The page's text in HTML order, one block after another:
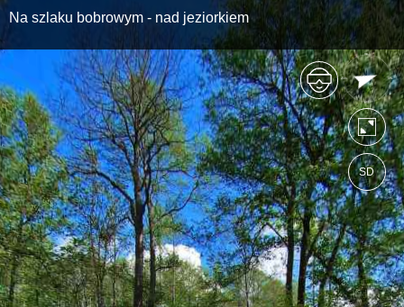
https://lasrzepin.wkraj.pl
Na szlaku bobrowym - nad jeziorkiem
SD